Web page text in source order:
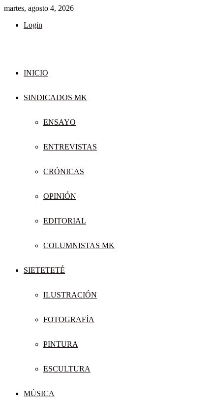
martes, agosto 4, 2026
Login
INICIO
SINDICADOS MK
ENSAYO
ENTREVISTAS
CRÓNICAS
OPINIÓN
EDITORIAL
COLUMNISTAS MK
SIETETETÉ
ILUSTRACIÓN
FOTOGRAFÍA
PINTURA
ESCULTURA
MÚSICA